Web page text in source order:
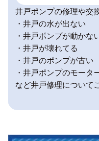
井戸ポンプの修理や交
・井戸の水が出ない
・井戸ポンプが動かな
・井戸が壊れてる
・井戸のポンプが古い
・井戸ポンプのモータ
など井戸修理について